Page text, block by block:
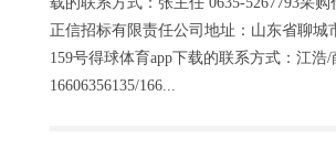
正信招标有限责任公司地址：山东省聊城
159号得球体育app下载的联系方式：江浩/
16606356135/166...